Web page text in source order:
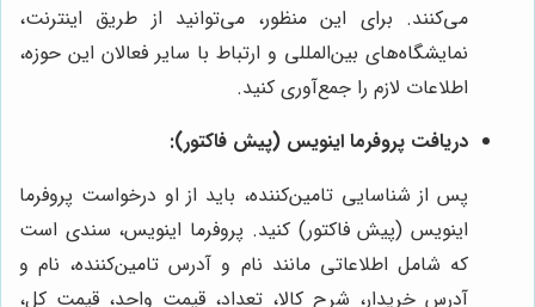
می‌کنند. برای این منظور، می‌توانید از طریق اینترنت،
نمایشگاه‌های بین‌المللی و ارتباط با سایر فعالان این حوزه،
اطلاعات لازم را جمع‌آوری کنید.
دریافت پروفرما اینویس (پیش فاکتور):
پس از شناسایی تامین‌کننده، باید از او درخواست پروفرما
اینویس (پیش فاکتور) کنید. پروفرما اینویس، سندی است
که شامل اطلاعاتی مانند نام و آدرس تامین‌کننده، نام و
آدرس خریدار، شرح کالا، تعداد، قیمت واحد، قیمت کل،